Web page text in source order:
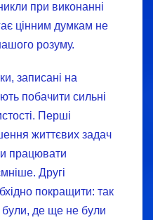
при виконанні
цінним думкам не
розуму.
записані на
побачити сильні
Перші
життєвих задач
працювати
Другі
покращити: так
були, де ще не були